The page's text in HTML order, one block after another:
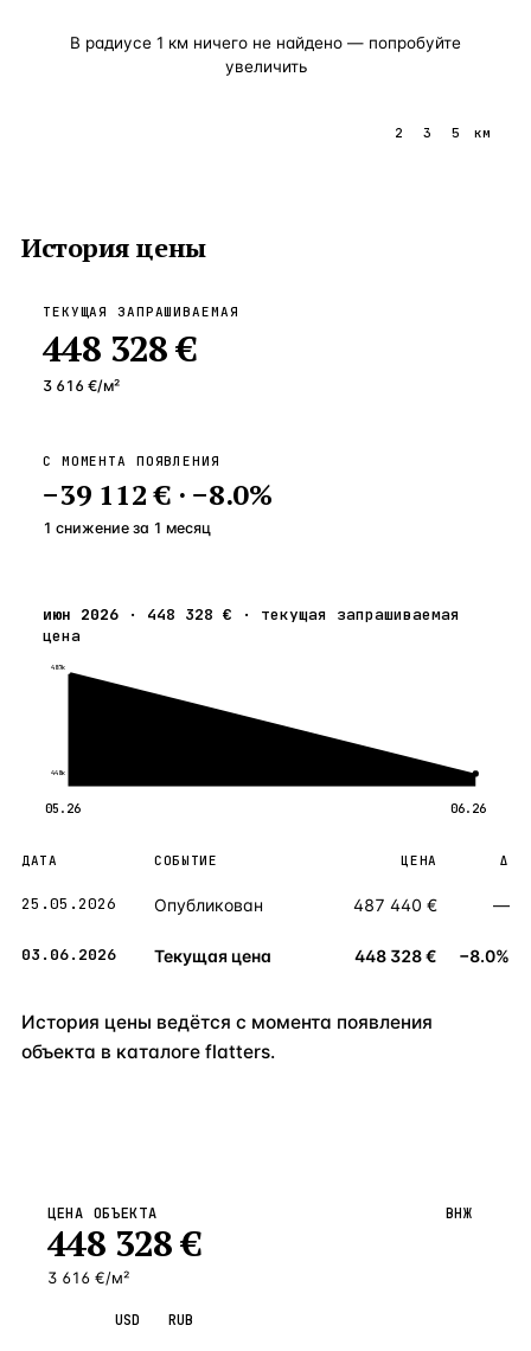
В радиусе 1 км ничего не найдено — попробуйте
увеличить
2 3 5 км
История цены
ТЕКУЩАЯ ЗАПРАШИВАЕМАЯ
448 328 €
3 616 €/м²
С МОМЕНТА ПОЯВЛЕНИЯ
−39 112 €· −8.0%
1 снижение за 1 месяц
июн 2026 · 448 328 € · текущая запрашиваемая
цена
487к
448к
05.26 06.26
ДАТА СОБЫТИЕ ЦЕНА Δ
25.05.2026 Опубликован 487 440 € —
03.06.2026 Текущая цена 448 328 € −8.0%
История цены ведётся с момента появления
объекта в каталоге flatters.
ЦЕНА ОБЪЕКТА
448 328 €
3 616 €/м²
ВНЖ
USD RUB